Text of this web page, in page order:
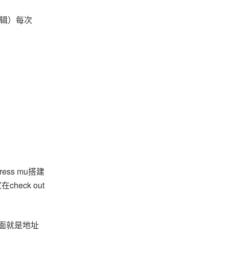
）每次
mu搭建
check out
就是地址